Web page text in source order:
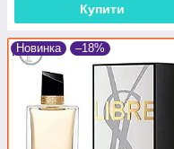
Купити
Новинка –18%